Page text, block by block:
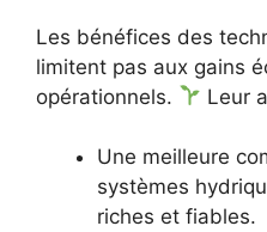
Les bénéfices des
limitent pas aux gains
opérationnels.
Leur
Une meilleure
systèmes
riches et fiables.